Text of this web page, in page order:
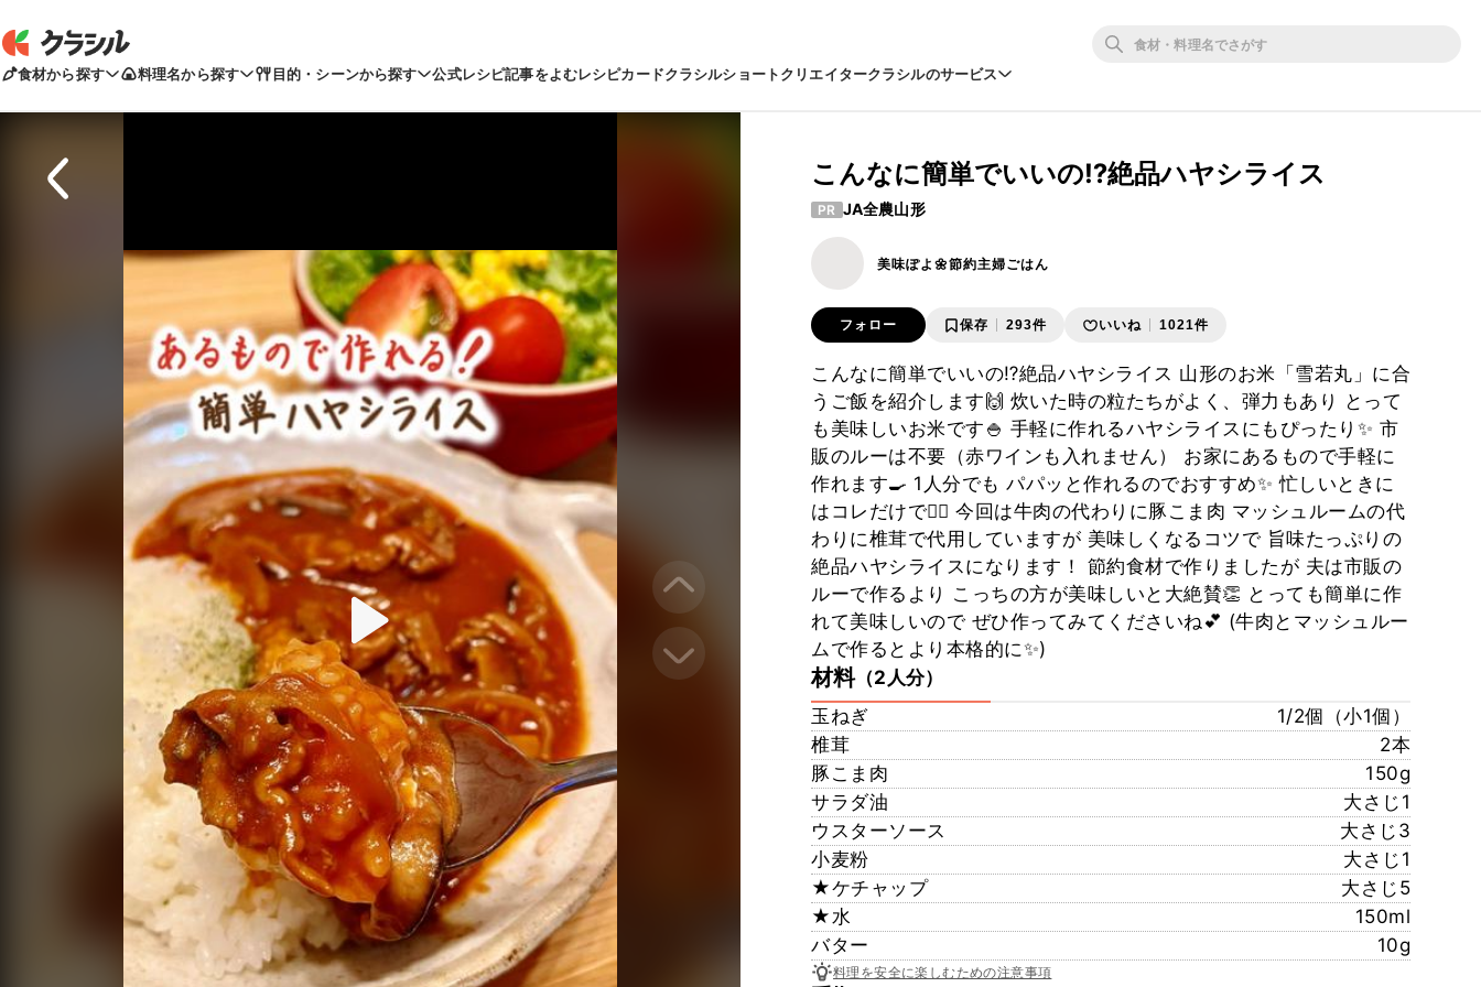
食材から探す 料理名から探す 目的・シーンから探す 公式レシピ記事をよむレシピカードクラシルショートクリエイタークラシルのサービス
こんなに簡単でいいの⁉︎絶品ハヤシライス
PR JA全農山形
美味ぽよ🌼節約主婦ごはん
フォロー 保存 293件 いいね 1021件
こんなに簡単でいいの⁉︎絶品ハヤシライス 山形のお米「雪若丸」に合
うご飯を紹介します🙌 炊いた時の粒たちがよく、弾力もあり とって
も美味しいお米です🍚 手軽に作れるハヤシライスにもぴったり✨ 市
販のルーは不要（赤ワインも入れません） お家にあるもので手軽に
作れます🍳 1人分でも パパッと作れるのでおすすめ✨ 忙しいときに
はコレだけで🙆‍♀️ 今回は牛肉の代わりに豚こま肉 マッシュルームの代
わりに椎茸で代用していますが 美味しくなるコツで 旨味たっぷりの
絶品ハヤシライスになります！ 節約食材で作りましたが 夫は市販の
ルーで作るより こっちの方が美味しいと大絶賛👏 とっても簡単に作
れて美味しいので ぜひ作ってみてくださいね💕 (牛肉とマッシュルー
ムで作るとより本格的に✨)
材料（2人分）
玉ねぎ
1/2個（小1個）
椎茸
2本
豚こま肉
150g
サラダ油
大さじ1
ウスターソース
大さじ3
小麦粉
大さじ1
★ケチャップ
大さじ5
★水
150ml
バター
10g
料理を安全に楽しむための注意事項